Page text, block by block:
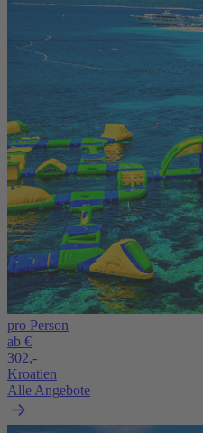
pro Person
ab €
302,-
Kroatien
Alle Angebote